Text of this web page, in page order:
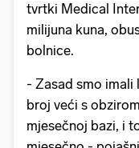
tvrtki Medical
milijuna kuna,
bolnice.
- Zasad smo imali
broj veći s
mjesečnoj bazi, i